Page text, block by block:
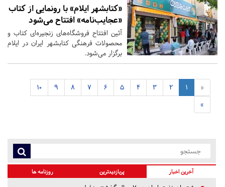
«کتابشهر ایلام» با رونمایی از کتاب
«عجایب‌نامه» افتتاح می‌شود
آئین افتتاح فروشگاه‌های زنجیره‌ای کتاب و
محصولات فرهنگی کتابشهر ایران در ایلام
برگزار می‌شود.
«
1
2
3
4
5
6
7
8
9
10
»
آخرین اخبار پربازدیدترین روزنامه ها